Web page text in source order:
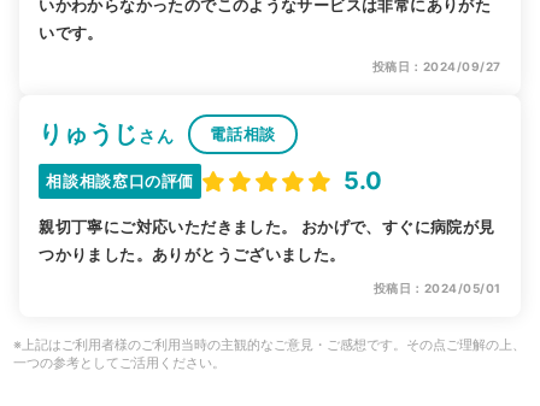
いかわからなかったのでこのようなサービスは非常にありがた
いです。
投稿日：2024/09/27
りゅうじ さん 電話相談
相談相談窓口の評価 5.0
親切丁寧にご対応いただきました。 おかげで、すぐに病院が見
つかりました。ありがとうございました。
投稿日：2024/05/01
※上記はご利用者様のご利用当時の主観的なご意見・ご感想です。その点ご理解の上、
一つの参考としてご活用ください。